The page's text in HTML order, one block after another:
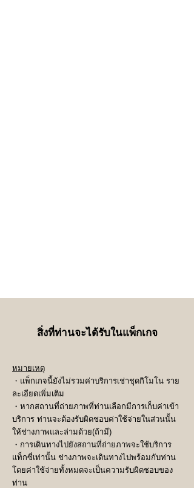
สิ่งที่ท่านจะได้รับในแพ็กเกจ
หมายเหตุ
・แพ็กเกจนี้ยังไม่รวมค่าบริการเช่าชุดกิโมโน ราย
ละเอียดเพิ่มเติม
・หากสถานที่ถ่ายภาพที่ท่านเลือกมีการเก็บค่าเข้า
บริการ ท่านจะต้องรับผิดชอบค่าใช้จ่ายในส่วนนั้น
ให้ช่างภาพและล่ามด้วย(ถ้ามี)
・การเดินทางไปยังสถานที่ถ่ายภาพจะใช้บริการ
แท็กซี่เท่านั้น ช่างภาพจะเดินทางไปพร้อมกับท่าน
โดยค่าใช้จ่ายทั้งหมดจะเป็นความรับผิดชอบของ
ท่าน